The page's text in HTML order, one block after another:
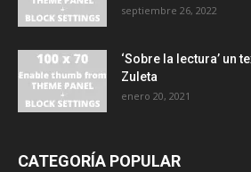
septiembre 26, 2022
‘Sobre la lectura’ un
Zuleta
enero 20, 2021
CATEGORÍA POPULAR